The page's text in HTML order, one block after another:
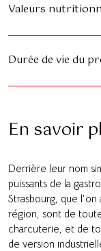
Valeurs
Durée de vie du
En savoir
Derrière leur nom
puissants de la
Strasbourg, que l’on
région, sont de
charcuterie, et de
de version